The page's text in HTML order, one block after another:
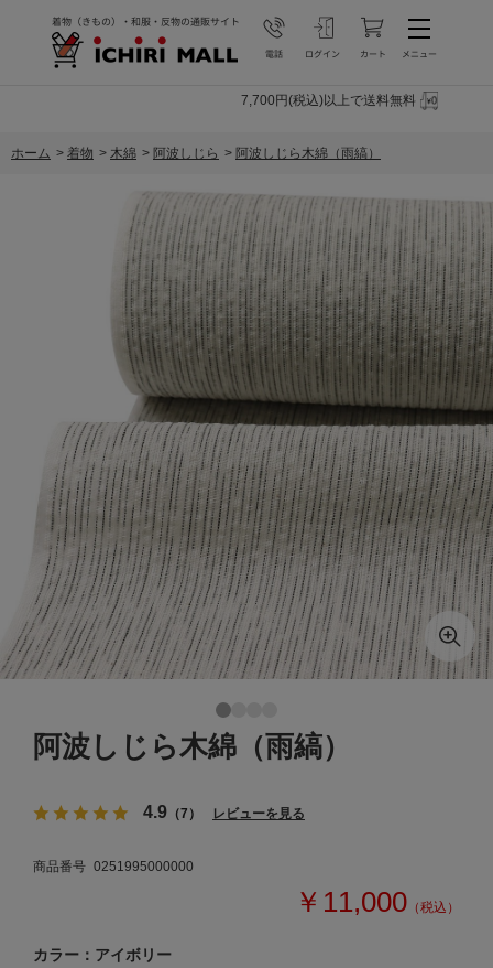
7,700円(税込)以上で送料無料
ホーム > 着物 > 木綿 > 阿波しじら > 阿波しじら木綿（雨縞）
阿波しじら木綿（雨縞）
4.9 （7） レビューを見る
商品番号 0251995000000
￥11,000 （税込）
カラー：アイボリー